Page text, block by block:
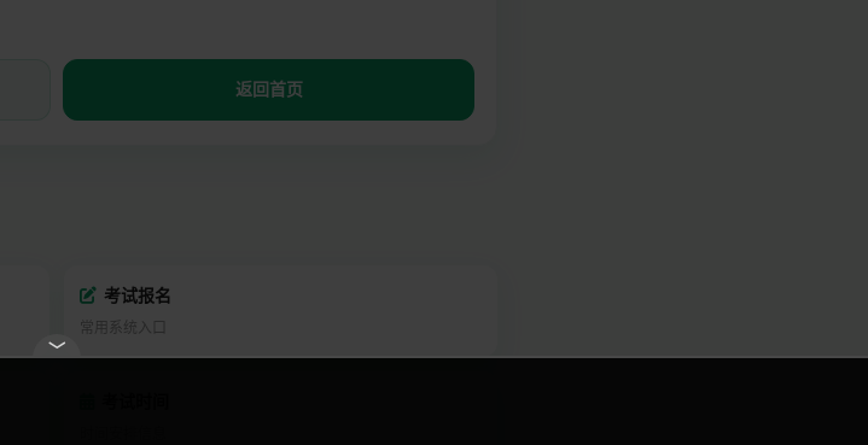
返回首页
考试报名
常用系统入口
﹀